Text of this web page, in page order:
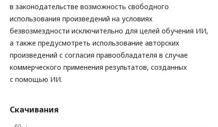
в законодательстве возможность свободного
использования произведений на условиях
безвозмездности исключительно для целей обучения ИИ,
а также предусмотреть использование авторских
произведений с согласия правообладателя в случае
коммерческого применения результатов, созданных
с помощью ИИ.
Скачивания